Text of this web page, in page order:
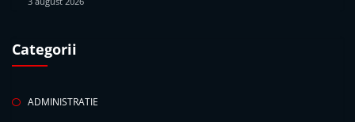
Categorii
ADMINISTRATIE